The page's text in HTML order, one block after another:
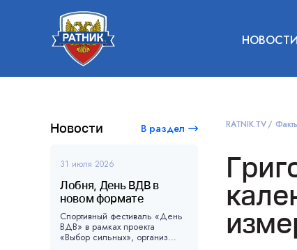
НОВОСТИ
Новости В раздел
31 июля 2026
Лобня, День ВДВ в
новом формате
Спортивный фестиваль «День
ВДВ» в рамках проекта
«Выбор сильных», организ...
RATNIK.TV